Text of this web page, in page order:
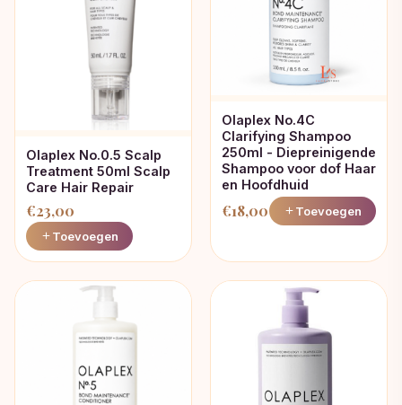
Olaplex No.0.5 Scalp
Treatment 50ml Scalp
Care Hair Repair
€23,00
Toevoegen
Olaplex No.4C
Clarifying Shampoo
250ml - Diepreinigende
Shampoo voor dof Haar
en Hoofdhuid
€18,00 Toevoegen